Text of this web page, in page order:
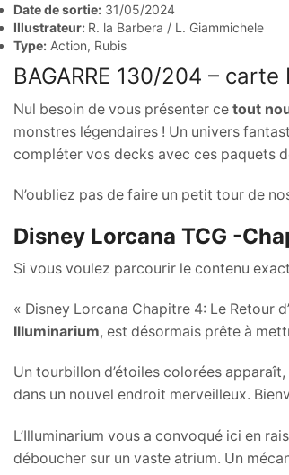
Date de sortie: 31/05/2024
Illustrateur: R. la Barbera / L. Giammichele
Type: Action, Rubis
BAGARRE 130/204 –
Nul besoin de vous présenter ce tout
monstres légendaires ! Un univers
compléter vos decks avec ces paquets
N’oubliez pas de faire un petit tour de
Disney Lorcana TCG -
Si vous voulez parcourir le contenu
« Disney Lorcana Chapitre 4: Le Retour
Illuminarium, est désormais prête à
Un tourbillon d’étoiles colorées
dans un nouvel endroit merveilleux.
L’Illuminarium vous a convoqué ici en
déboucher sur un vaste atrium. Un